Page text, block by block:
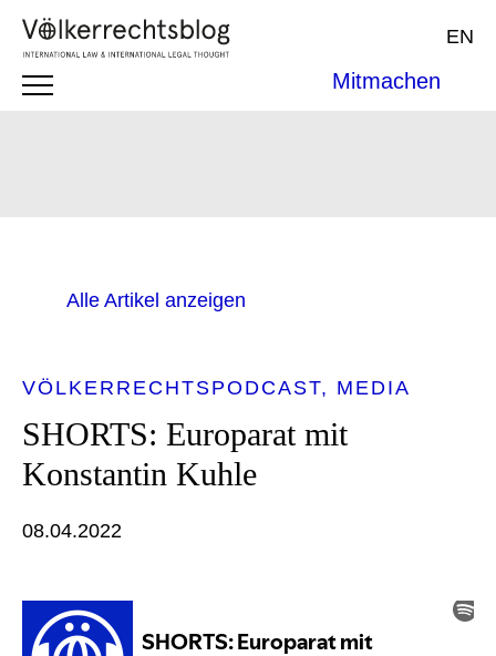
EN
Mitmachen
Alle Artikel anzeigen
VÖLKERRECHTSPODCAST MEDIA
SHORTS: Europarat mit
Konstantin Kuhle
08.04.2022